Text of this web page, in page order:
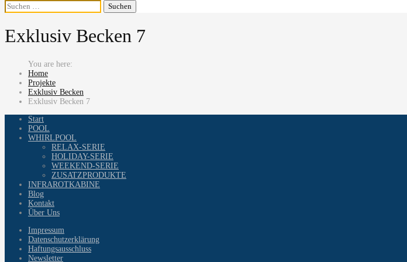
Suchen
nach:
Exklusiv Becken 7
Home
Projekte
Exklusiv Becken
Exklusiv Becken 7
Start
POOL
WHIRLPOOL
RELAX-SERIE
HOLIDAY-SERIE
WEEKEND-SERIE
ZUSATZPRODUKTE
INFRAROTKABINE
Blog
Kontakt
Über Uns
Impressum
Datenschutzerklärung
Haftungsausschluss
Newsletter